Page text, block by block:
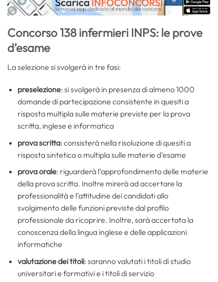
Concorso 138 infermieri INPS: le prove
d’esame
La selezione si svolgerà in tre fasi:
preselezione: si svolgerà in presenza di almeno 1000
domande di partecipazione consistente in quesiti a
risposta multipla sulle materie previste per la prova
scritta, inglese e informatica
prova scritta: consisterà nella risoluzione di quesiti a
risposta sintetica o multipla sulle materie d’esame
prova orale: riguarderà l’approfondimento delle materie
della prova scritta. Inoltre mirerà ad accertare la
professionalità e l’attitudine dei candidati allo
svolgimento delle funzioni previste dal profilo
professionale da ricoprire. Inoltre, sarà accertata la
conoscenza della lingua inglese e delle applicazioni
informatiche
valutazione dei titoli: saranno valutati i titoli di studio
universitari e formativi e i titoli di servizio